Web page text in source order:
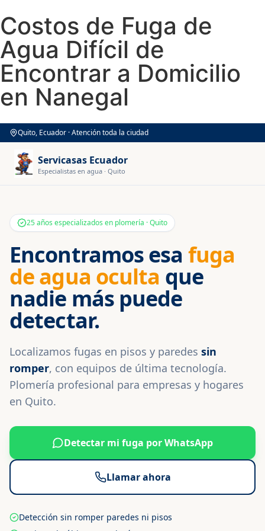
Costos de Fuga de
Agua Difícil de
Encontrar a Domicilio
en Nanegal